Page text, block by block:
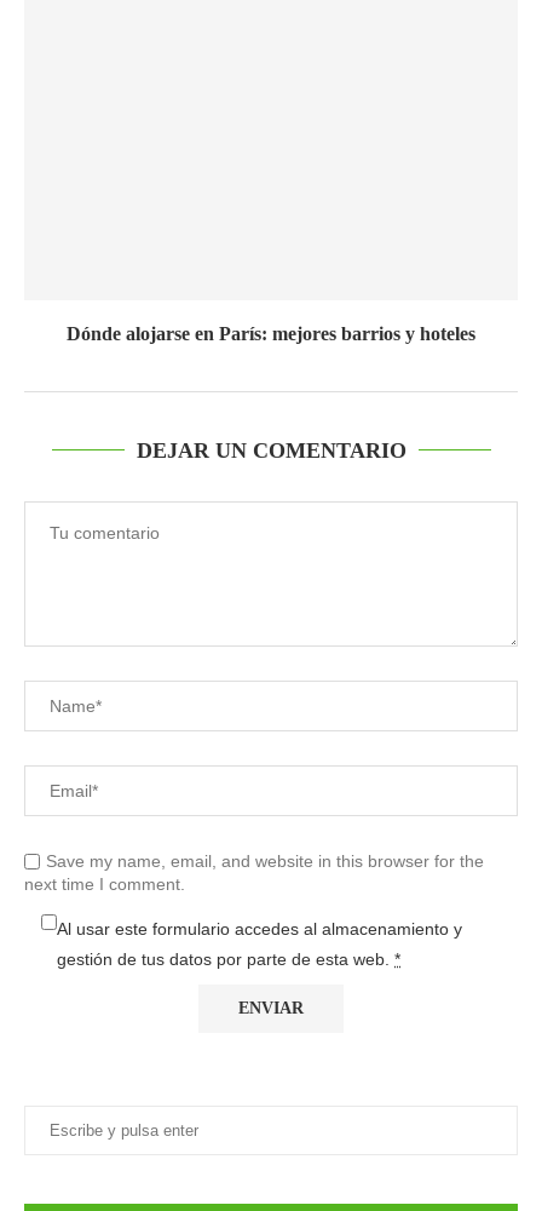
Dónde alojarse en París: mejores barrios y hoteles
DEJAR UN COMENTARIO
Save my name, email, and website in this browser for the
next time I comment.
Al usar este formulario accedes al almacenamiento y
gestión de tus datos por parte de esta web. *